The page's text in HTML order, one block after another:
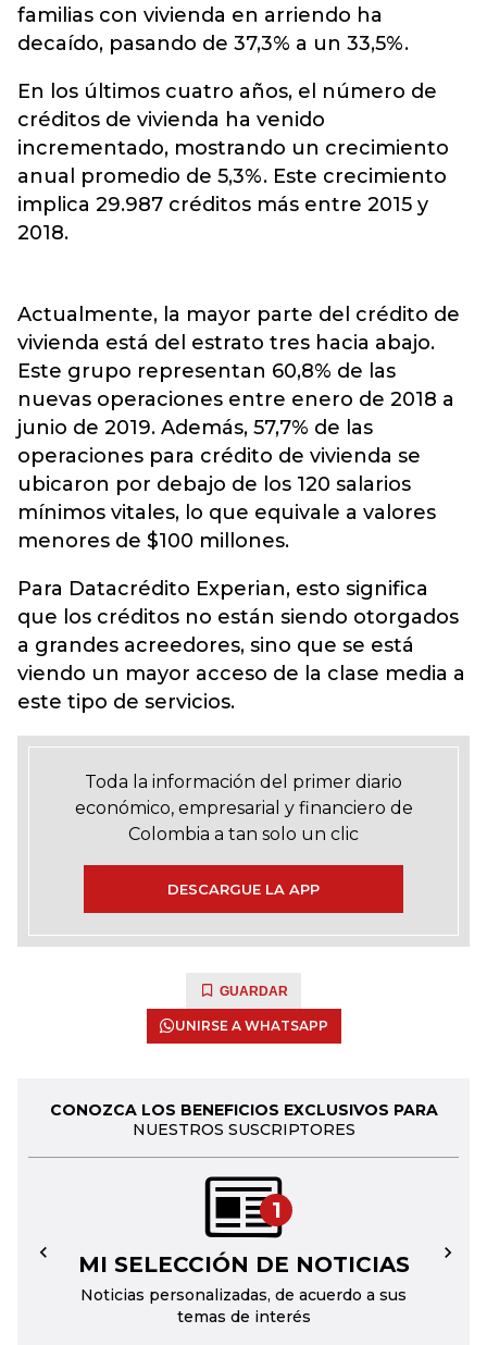
familias con vivienda en arriendo ha
decaído, pasando de 37,3% a un 33,5%.
En los últimos cuatro años, el número de
créditos de vivienda ha venido
incrementado, mostrando un crecimiento
anual promedio de 5,3%. Este crecimiento
implica 29.987 créditos más entre 2015 y
2018.
Actualmente, la mayor parte del crédito de
vivienda está del estrato tres hacia abajo.
Este grupo representan 60,8% de las
nuevas operaciones entre enero de 2018 a
junio de 2019. Además, 57,7% de las
operaciones para crédito de vivienda se
ubicaron por debajo de los 120 salarios
mínimos vitales, lo que equivale a valores
menores de $100 millones.
Para Datacrédito Experian, esto significa
que los créditos no están siendo otorgados
a grandes acreedores, sino que se está
viendo un mayor acceso de la clase media a
este tipo de servicios.
Toda la información del primer diario
económico, empresarial y financiero de
Colombia a tan solo un clic
DESCARGUE LA APP
GUARDAR
UNIRSE A WHATSAPP
CONOZCA LOS BENEFICIOS EXCLUSIVOS PARA
NUESTROS SUSCRIPTORES
1
MI SELECCIÓN DE NOTICIAS
Noticias personalizadas, de acuerdo a sus
temas de interés
← →